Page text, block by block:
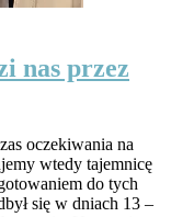
nas przez
oczekiwania na
wtedy tajemnicę
do tych
się w dniach 13 –